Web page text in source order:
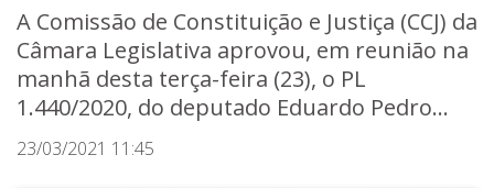
A Comissão de Constituição e Justiça (CCJ) da
Câmara Legislativa aprovou, em reunião na
manhã desta terça-feira (23), o PL
1.440/2020, do deputado Eduardo Pedro...
23/03/2021 11:45